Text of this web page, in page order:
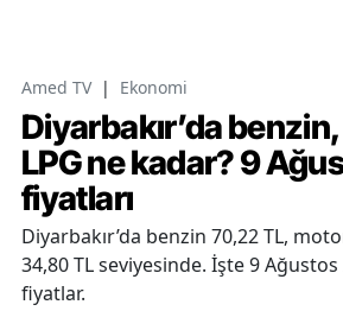
Amed TV | Ekonomi
Diyarbakır’da
LPG ne kadar? 9
fiyatları
Diyarbakır’da benzin 70,22 TL,
34,80 TL seviyesinde. İşte 9
fiyatlar.